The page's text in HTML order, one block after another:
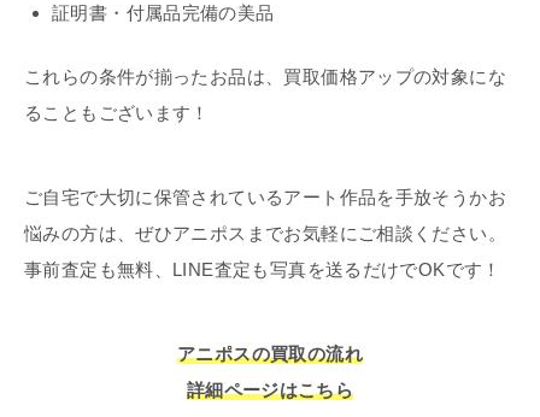
証明書・付属品完備の美品
これらの条件が揃ったお品は、買取価格アップの対象にな
ることもございます！
ご自宅で大切に保管されているアート作品を手放そうかお
悩みの方は、ぜひアニポスまでお気軽にご相談ください。
事前査定も無料、LINE査定も写真を送るだけでOKです！
アニポスの買取の流れ
詳細ページはこちら